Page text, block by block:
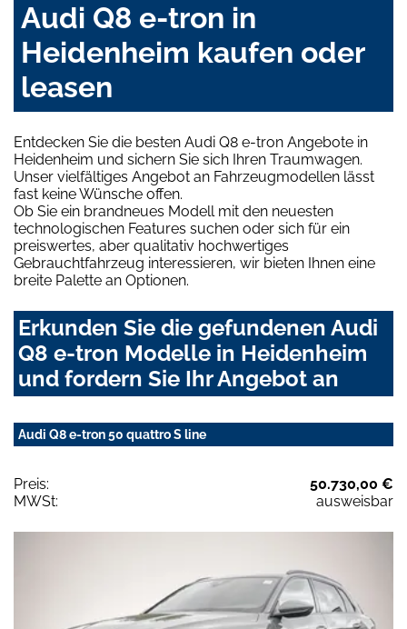
Audi Q8 e-tron in
Heidenheim kaufen oder
leasen
Entdecken Sie die besten Audi Q8 e-tron Angebote in
Heidenheim und sichern Sie sich Ihren Traumwagen.
Unser vielfältiges Angebot an Fahrzeugmodellen lässt
fast keine Wünsche offen.
Ob Sie ein brandneues Modell mit den neuesten
technologischen Features suchen oder sich für ein
preiswertes, aber qualitativ hochwertiges
Gebrauchtfahrzeug interessieren, wir bieten Ihnen eine
breite Palette an Optionen.
Erkunden Sie die gefundenen Audi
Q8 e-tron Modelle in Heidenheim
und fordern Sie Ihr Angebot an
Audi Q8 e-tron 50 quattro S line
Preis:
50.730,00 €
MWSt:
ausweisbar